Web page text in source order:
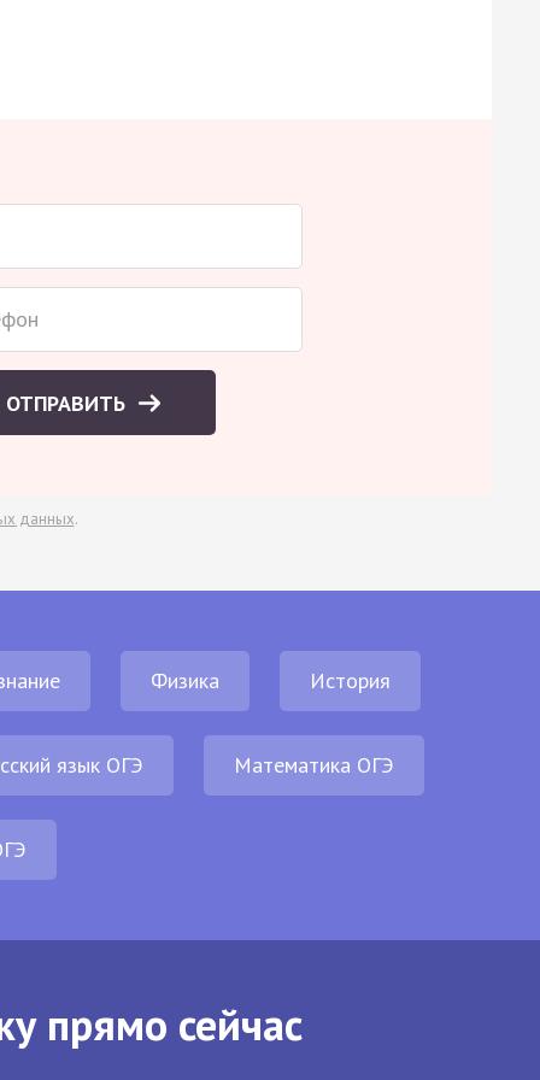
ОТПРАВИТЬ
данных.
Физика История
язык ОГЭ Математика ОГЭ
прямо сейчас